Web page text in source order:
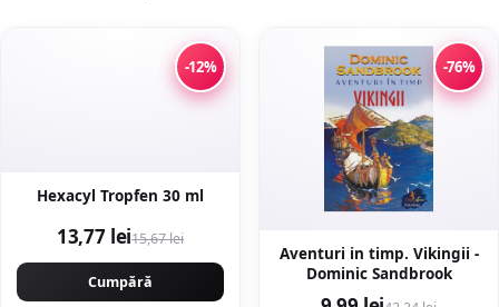
-12%
Hexacyl Tropfen 30 ml
13,77 lei15,67 lei
Cumpără
-76%
Aventuri in timp. Vikingii -
Dominic Sandbrook